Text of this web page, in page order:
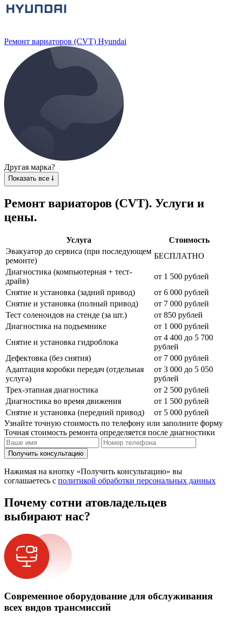
Ремонт вариаторов (CVT) Hyundai
Другая марка?
Показать все 🠗
Ремонт вариаторов (CVT). Услуги и
цены.
Услуга
Стоимость
Эвакуатор до сервиса (при последующем
ремонте)
БЕСПЛАТНО
Диагностика (компьютерная + тест-
драйв)
от 1 500 рублей
Снятие и установка (задний привод)
от 6 000 рублей
Снятие и установка (полный привод)
от 7 000 рублей
Тест соленоидов на стенде (за шт.)
от 850 рублей
Диагностика на подъемнике
от 1 000 рублей
Снятие и установка гидроблока
от 4 400 до 5 700
рублей
Дефектовка (без снятия)
от 7 000 рублей
Адаптация коробки передач (отдельная
услуга)
от 3 000 до 5 050
рублей
Трех-этапная диагностика
от 2 500 рублей
Диагностика во время движения
от 1 500 рублей
Снятие и установка (передний привод)
от 5 000 рублей
Узнайте точную стоимость по телефону или заполните форму
Точная стоимость ремонта определяется после диагностики
Получить консультацию
Нажимая на кнопку «Получить консультацию» вы
соглашаетесь с политикой обработки персональных данных
Почему сотни атовладельцев
выбирают нас?
Современное оборудование для обслуживания
всех видов трансмиссий